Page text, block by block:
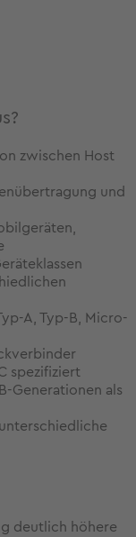
zwischen Host
und
A, Typ-B, Micro-
spezifiziert
Generationen als
deutlich höhere